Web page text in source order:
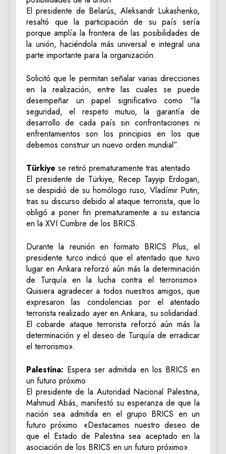
El presidente de Belarús, Aleksandr Lukashenko,
resaltó que la participación de su país sería
porque amplía la frontera de las posibilidades de
la unión, haciéndola más universal e integral una
parte importante para la organización.
Solicitó que le permitan señalar varias direcciones
en la realización, entre las cuales se puede
desempeñar un papel significativo como “la
seguridad, el respeto mutuo, la garantía de
desarrollo de cada país sin confrontaciones ni
enfrentamientos son los principios en los que
debemos construir un nuevo orden mundial”.
Türkiye se retiró prematuramente tras atentado
El presidente de Türkiye, Recep Tayyip Erdogan,
se despidió de su homólogo ruso, Vladímir Putin,
tras su discurso debido al ataque terrorista, que lo
obligó a poner fin prematuramente a su estancia
en la XVI Cumbre de los BRICS.
Durante la reunión en formato BRICS Plus, el
presidente turco indicó que el atentado que tuvo
lugar en Ankara reforzó aún más la determinación
de Turquía en la lucha contra el terrorismo».
Quisiera agradecer a todos nuestros amigos, que
expresaron las condolencias por el atentado
terrorista realizado ayer en Ankara, su solidaridad.
El cobarde ataque terrorista reforzó aún más la
determinación y el deseo de Turquía de erradicar
el terrorismo».
Palestina: Espera ser admitida en los BRICS en
un futuro próximo
El presidente de la Autoridad Nacional Palestina,
Mahmud Abás, manifestó su esperanza de que la
nación sea admitida en el grupo BRICS en un
futuro próximo. «Destacamos nuestro deseo de
que el Estado de Palestina sea aceptado en la
asociación de los BRICS en un futuro próximo».